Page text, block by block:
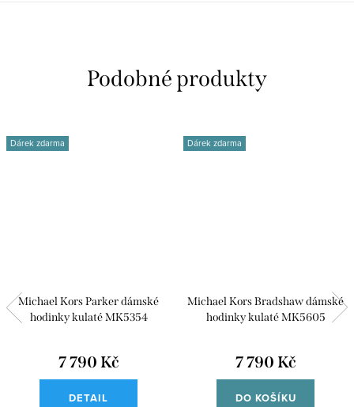
Dárek zdarma
Michael Kors Parker dámské
hodinky kulaté MK5354
7 790 Kč
DETAIL
Dárek zdarma
Michael Kors Bradshaw dámské
hodinky kulaté MK5605
7 790 Kč
DO KOŠÍKU